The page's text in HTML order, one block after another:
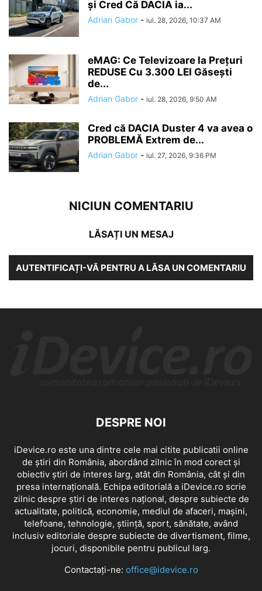
și Cred Că DACIA ia...
Adrian Gabor - iul. 28, 2026, 10:37 AM
eMAG: Ce Televizoare la Prețuri
REDUSE Cu 3.300 LEI Găsești
de...
Adrian Gabor - iul. 28, 2026, 9:50 AM
Cred că DACIA Duster 4 va avea o
PROBLEMĂ Extrem de...
Adrian Gabor - iul. 27, 2026, 9:36 PM
NICIUN COMENTARIU
LĂSAȚI UN MESAJ
AUTENTIFICAȚI-VĂ PENTRU A LĂSA UN COMENTARIU
DESPRE NOI
iDevice.ro este una dintre cele mai citite publicatii online
de știri din România, abordând zilnic în mod corect și
obiectiv știri de interes larg, atât din România, cât și din
presa internațională. Echipa editorială a iDevice.ro scrie
zilnic despre știri de interes național, despre subiecte de
actualitate, politică, economie, mediul de afaceri, mașini,
telefoane, tehnologie, știință, sport, sănătate, având
inclusiv editoriale despre subiecte de divertisment, filme,
jocuri, disponibile pentru publicul larg.
Contactați-ne: office@idevice.ro